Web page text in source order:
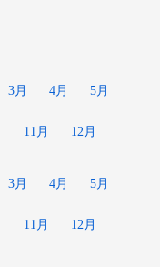
3月 4月 5月
11月 12月
3月 4月 5月
11月 12月